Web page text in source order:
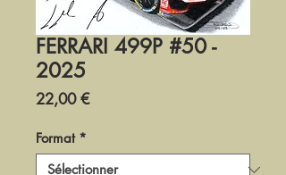
FERRARI 499P #50 -
2025
22,00 €Prix
Format *